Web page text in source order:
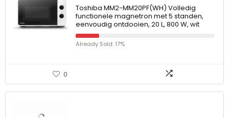
Toshiba MM2-MM20PF(WH) Volledig
functionele magnetron met 5 standen,
eenvoudig ontdooien, 20 L, 800 W, wit
Already Sold: 17%
0